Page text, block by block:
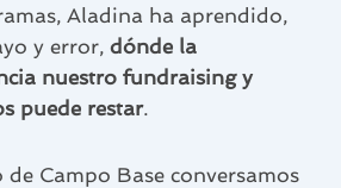
Aladina ha aprendido,
y error,dónde la
nuestro fundraising y
puede restar.
de Campo Base conversamos